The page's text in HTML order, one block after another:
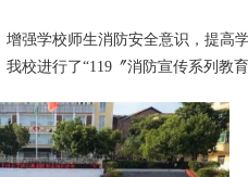
强学校师生消防安全意识，提高
校进行了“119〞消防宣传系列教育